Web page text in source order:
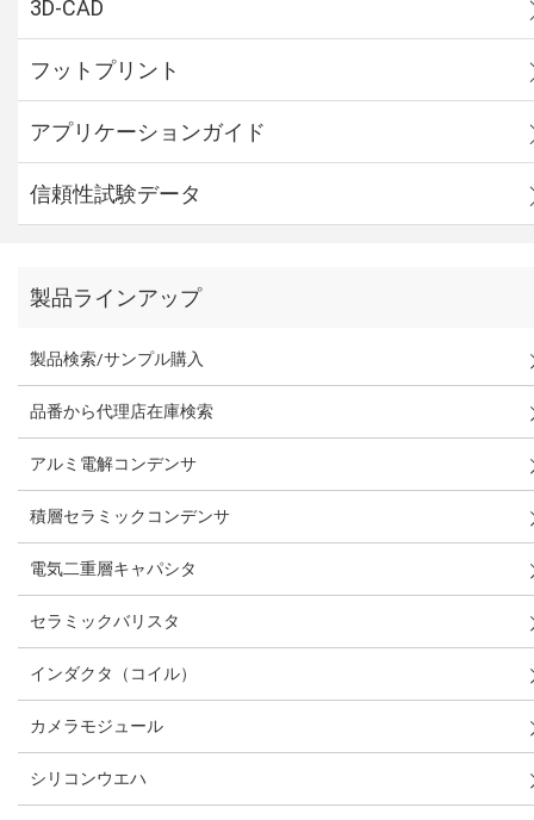
3D-CAD
フットプリント
アプリケーションガイド
信頼性試験データ
製品ラインアップ
製品検索/サンプル購入
品番から代理店在庫検索
アルミ電解コンデンサ
積層セラミックコンデンサ
電気二重層キャパシタ
セラミックバリスタ
インダクタ（コイル）
カメラモジュール
シリコンウエハ